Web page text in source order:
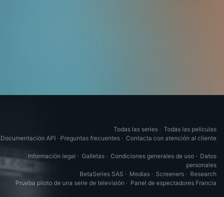
Todas las series · Todas las películas
Documentación API · Preguntas frecuentes · Contacta con atención al cliente
Información legal · Galletas · Condiciones generales de uso · Datos
personales
BetaSeries SAS · Medias · Screeners · Research
Prueba piloto de una serie de televisión · Panel de espectadores Francia